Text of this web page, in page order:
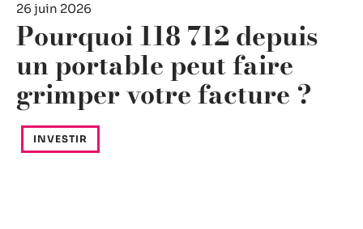
26 juin 2026
Pourquoi 118 712 depuis
un portable peut faire
grimper votre facture ?
INVESTIR